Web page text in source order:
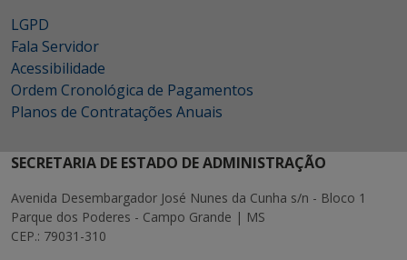
LGPD
Fala Servidor
Acessibilidade
Ordem Cronológica de Pagamentos
Planos de Contratações Anuais
SECRETARIA DE ESTADO DE ADMINISTRAÇÃO
Avenida Desembargador José Nunes da Cunha s/n - Bloco 1
Parque dos Poderes - Campo Grande | MS
CEP.: 79031-310